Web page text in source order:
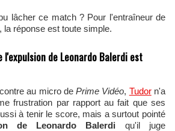
lâcher ce match ? Pour l'entraîneur de
, la réponse est toute simple.
l'expulsion de Leonardo Balerdi est
au micro dePrime Vidéo, Tudorn'a
frustration par rapport au fait que ses
à tenir le score, mais a surtout pointé
de Leonardo Balerdi qu'il juge